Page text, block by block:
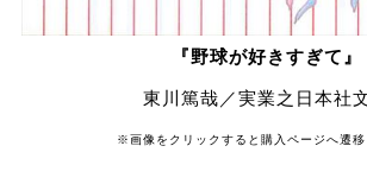
『野球が好きすぎて』
東川篤哉／実業之日本社
※画像をクリックすると購入ページへ遷移